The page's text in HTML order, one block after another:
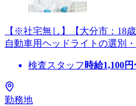
【※社宅無し】【大分市：18
自動車用ヘッドライトの選別
検査スタッフ 時給1,100
勤務地